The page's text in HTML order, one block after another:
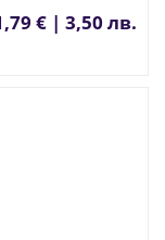
€ | 3,50 лв.